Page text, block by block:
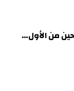
من الأول…